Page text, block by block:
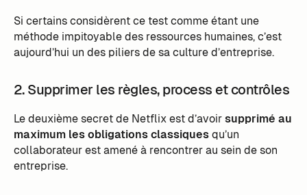
Si certains considèrent ce test comme étant une
méthode impitoyable des ressources humaines, c’est
aujourd’hui un des piliers de sa culture d’entreprise.
2. Supprimer les règles, process et contrôles
Le deuxième secret de Netflix est d’avoirsupprimé au
maximum les obligations classiquesqu’un
collaborateur est amené à rencontrer au sein de son
entreprise.